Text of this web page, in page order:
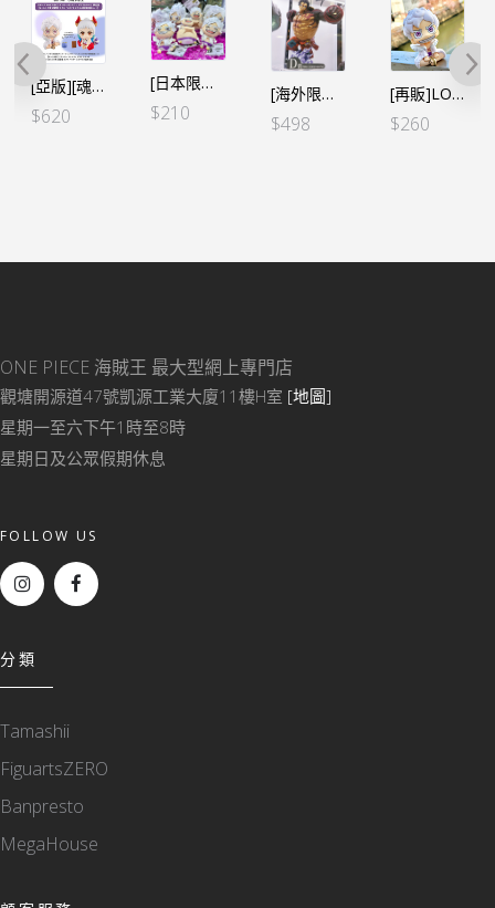
[亞版][魂限]LOOK UP ONE PIECE 路飛五檔尼卡 & 大和 套裝連特典 *亞版
$620
[日本限定] 海賊王 小公仔吊飾 路飛 五檔 (3個SET)
$210
[海外限定 SMSP] 海賊王 世界造形王頂上決戰3 四檔 2D色
$498
[再販]LOOK UP ONE PIECE 路飛五檔尼卡 （行版）
$260
ONE PIECE 海賊王 最大型網上專門店
觀塘開源道47號凱源工業大廈11樓H室 [地圖]
星期一至六下午1時至8時
星期日及公眾假期休息
FOLLOW US
分類
Tamashii
FiguartsZERO
Banpresto
MegaHouse